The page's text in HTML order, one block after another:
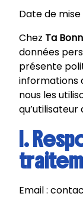
Date de
Chez Ta
données
présente
informations
nous les
I.
Email :